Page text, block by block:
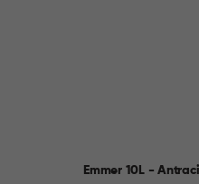
Emmer 10L -